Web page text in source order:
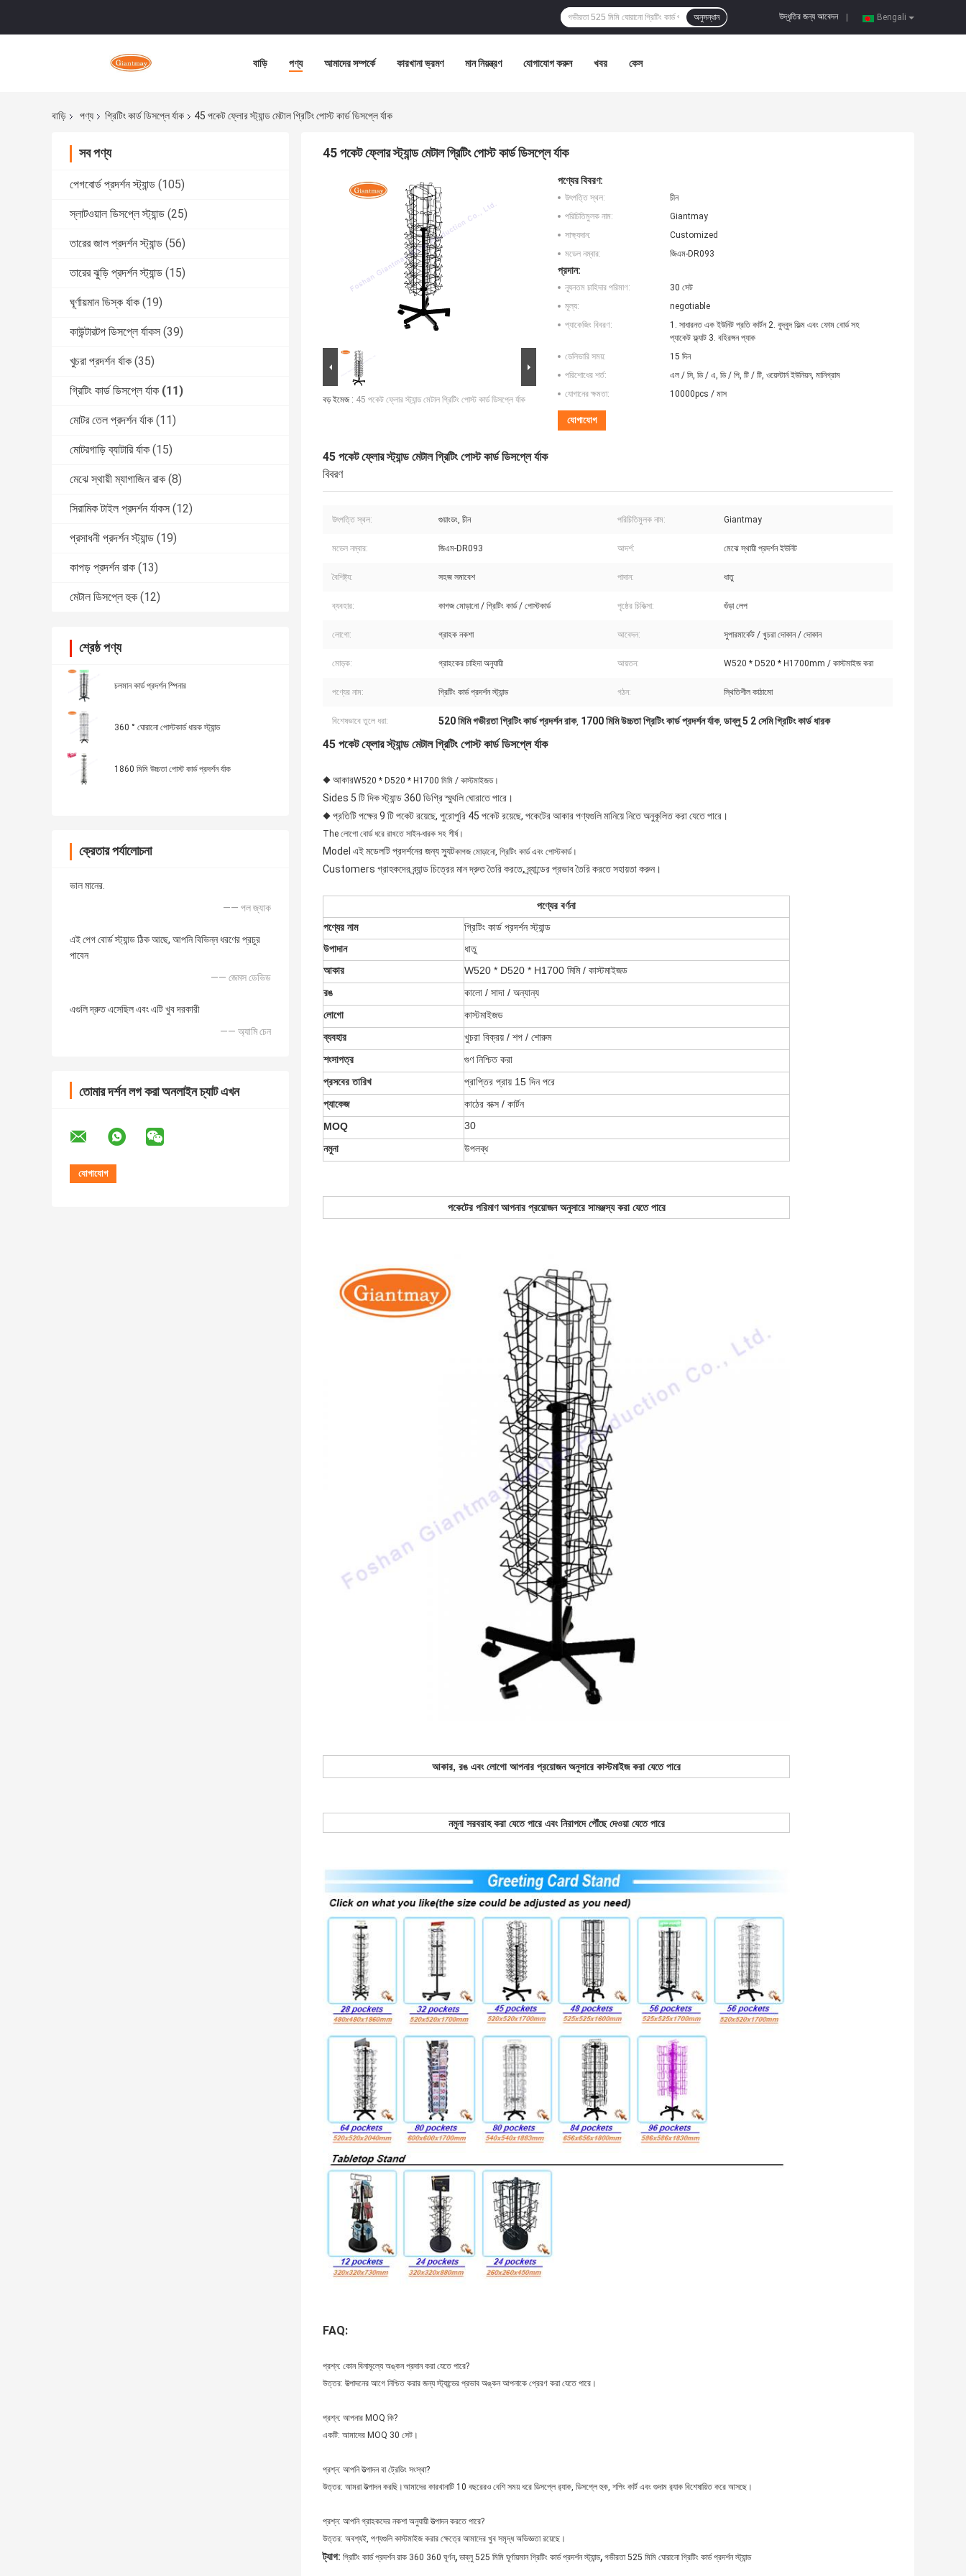
Bengali
উদ্ধৃতির জন্য আবেদন
অনুসন্ধান
বাড়ি পণ্য আমাদের সম্পর্কে কারখানা ভ্রমণ মান নিয়ন্ত্রণ যোগাযোগ করুন খবর কেস
বাড়ি পণ্য গ্রিটিং কার্ড ডিসপ্লে র্যাক 45 পকেট ফ্লোর স্ট্যান্ড মেটাল গ্রিটিং পোস্ট কার্ড ডিসপ্লে র্যাক
সব পণ্য
পেগবোর্ড প্রদর্শন স্ট্যান্ড (105)
স্লাটওয়াল ডিসপ্লে স্ট্যান্ড (25)
তারের জাল প্রদর্শন স্ট্যান্ড (56)
তারের ঝুড়ি প্রদর্শন স্ট্যান্ড (15)
ঘূর্ণায়মান ডিস্ক র্যাক (19)
কাউন্টারটপ ডিসপ্লে র্যাকস (39)
খুচরা প্রদর্শন র্যাক (35)
গ্রিটিং কার্ড ডিসপ্লে র্যাক (11)
মোটর তেল প্রদর্শন র্যাক (11)
মোটরগাড়ি ব্যাটারি র্যাক (15)
মেঝে স্থায়ী ম্যাগাজিন রাক (8)
সিরামিক টাইল প্রদর্শন র্যাকস (12)
প্রসাধনী প্রদর্শন স্ট্যান্ড (19)
কাপড় প্রদর্শন রাক (13)
মেটাল ডিসপ্লে হুক (12)
শ্রেষ্ঠ পণ্য
চলমান কার্ড প্রদর্শন স্পিনার
360 ° ঘোরানো পোস্টকার্ড ধারক স্ট্যান্ড
1860 মিমি উচ্চতা পোস্ট কার্ড প্রদর্শন র্যাক
ক্রেতার পর্যালোচনা
ভাল মানের.
—— পল জ্যাক
এই পেগ বোর্ড স্ট্যান্ড ঠিক আছে, আপনি বিভিন্ন ধরণের প্রচুর
পাবেন
—— জেমস ডেভিড
এগুলি দ্রুত এসেছিল এবং এটি খুব দরকারী
—— অ্যামি চেন
তোমার দর্শন লগ করা অনলাইন চ্যাট এখন
45 পকেট ফ্লোর স্ট্যান্ড মেটাল গ্রিটিং পোস্ট কার্ড ডিসপ্লে র্যাক
বড় ইমেজ : 45 পকেট ফ্লোর স্ট্যান্ড মেটাল গ্রিটিং পোস্ট কার্ড ডিসপ্লে র্যাক
পণ্যের বিবরণ:
উৎপত্তি স্থল:
চীন
পরিচিতিমুলক নাম:
Giantmay
সাক্ষ্যদান:
Customized
মডেল নম্বার:
জিএম-DR093
প্রদান:
ন্যূনতম চাহিদার পরিমাণ:
30 সেট
মূল্য:
negotiable
প্যাকেজিং বিবরণ:
1. সাধারনত এক ইউনিট প্রতি কার্টন 2. বুদ্বুদ ফিল্ম এবং ফোম বোর্ড সহ
প্যাকেট ফ্ল্যাট 3. বহিরঙ্গন প্যাক
ডেলিভারি সময়:
15 দিন
পরিশোধের শর্ত:
এল / সি, ডি / এ, ডি / পি, টি / টি, ওয়েস্টার্ন ইউনিয়ন, মানিগ্রাম
যোগানের ক্ষমতা:
10000pcs / মাস
যোগাযোগ
45 পকেট ফ্লোর স্ট্যান্ড মেটাল গ্রিটিং পোস্ট কার্ড ডিসপ্লে র্যাক
বিবরণ
উৎপত্তি স্থল: গুয়াংডং, চীন পরিচিতিমুলক নাম: Giantmay
মডেল নম্বার: জিএম-DR093 আদর্শ: মেঝে স্থায়ী প্রদর্শন ইউনিট
বৈশিষ্ট্য: সহজ সমাবেশ পাদান: ধাতু
ব্যবহার: কাগজ মোড়ানো / গ্রিটিং কার্ড / পোস্টকার্ড পৃষ্ঠের চিকিত্সা: গুঁড়া লেপ
লোগো: গ্রাহক নকশা আবেদন: সুপারমার্কেট / খুচরা দোকান / দোকান
মোড়ক: গ্রাহকের চাহিদা অনুযায়ী আয়তন: W520 * D520 * H1700mm / কাস্টমাইজ করা
পণ্যের নাম: গ্রিটিং কার্ড প্রদর্শন স্ট্যান্ড গঠন: স্থিতিশীল কাঠামো
বিশেষভাবে তুলে ধরা: 520 মিমি গভীরতা গ্রিটিং কার্ড প্রদর্শন রাক, 1700 মিমি উচ্চতা গ্রিটিং কার্ড প্রদর্শন র্যাক, ডাব্লু 5 2 সেমি গ্রিটিং কার্ড ধারক
45 পকেট ফ্লোর স্ট্যান্ড মেটাল গ্রিটিং পোস্ট কার্ড ডিসপ্লে র্যাক
◆ আকারW520 * D520 * H1700 মিমি / কাস্টমাইজড।
Sides 5 টি দিক স্ট্যান্ড 360 ডিগ্রি স্মুথলি ঘোরাতে পারে।
◆ প্রতিটি পক্ষের 9 টি পকেট রয়েছে, পুরোপুরি 45 পকেট রয়েছে, পকেটের আকার পণ্যগুলি মানিয়ে নিতে অনুকূলিত করা যেতে পারে।
The লোগো বোর্ড ধরে রাখতে সাইন-ধারক সহ শীর্ষ।
Model এই মডেলটি প্রদর্শনের জন্য স্যুটকাগজ মোড়ানো, গ্রিটিং কার্ড এবং পোস্টকার্ড।
Customers গ্রাহকদের ব্র্যান্ড চিত্রের মান দ্রুত তৈরি করতে, ব্র্যান্ডের প্রভাব তৈরি করতে সহায়তা করুন।
পণ্যের বর্ণনা
পণ্যের নাম
গ্রিটিং কার্ড প্রদর্শন স্ট্যান্ড
উপাদান
ধাতু
আকার
W520 * D520 * H1700 মিমি / কাস্টমাইজড
রঙ
কালো / সাদা / অন্যান্য
লোগো
কাস্টমাইজড
ব্যবহার
খুচরা বিক্রয় / শপ / শোরুম
শংসাপত্র
গুণ নিশ্চিত করা
প্রসবের তারিখ
প্রাপ্তির প্রায় 15 দিন পরে
প্যাকেজ
কাঠের বাক্স / কার্টন
MOQ
30
নমুনা
উপলব্ধ
পকেটের পরিমাণ আপনার প্রয়োজন অনুসারে সামঞ্জস্য করা যেতে পারে
আকার, রঙ এবং লোগো আপনার প্রয়োজন অনুসারে কাস্টমাইজ করা যেতে পারে
নমুনা সরবরাহ করা যেতে পারে এবং নিরাপদে পৌঁছে দেওয়া যেতে পারে
FAQ:
প্রশ্ন: কোন বিনামূল্যে অঙ্কন প্রদান করা যেতে পারে?
উত্তর: উত্পাদনের আগে নিশ্চিত করার জন্য স্ট্যান্ডের প্রভাব অঙ্কন আপনাকে প্রেরণ করা যেতে পারে।
প্রশ্ন: আপনার MOQ কি?
একটি: আমাদের MOQ 30 সেট।
প্রশ্ন: আপনি উত্পাদন বা ট্রেডিং সংস্থা?
উত্তর: আমরা উত্পাদন করছি।আমাদের কারখানাটি 10 ​​বছরেরও বেশি সময় ধরে ডিসপ্লে র‌্যাক, ডিসপ্লে হুক, শপিং কার্ট এবং গুদাম র‌্যাক বিশেষায়িত করে আসছে।
প্রশ্ন: আপনি গ্রাহকদের নকশা অনুযায়ী উত্পাদন করতে পারে?
উত্তর: অবশ্যই, পণ্যগুলি কাস্টমাইজ করার ক্ষেত্রে আমাদের খুব সমৃদ্ধ অভিজ্ঞতা রয়েছে।
ট্যাগ: গ্রিটিং কার্ড প্রদর্শন রাক 360 360 ঘূর্ণন, ডাব্লু 525 মিমি ঘূর্ণায়মান গ্রিটিং কার্ড প্রদর্শন স্ট্যান্ড, গভীরতা 525 মিমি ঘোরানো গ্রিটিং কার্ড প্রদর্শন স্ট্যান্ড